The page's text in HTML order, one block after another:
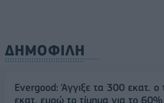
ΔΗΜΟΦΙΛΗ
Evergood: Άγγιξε τα 300 εκατ. ο
εκατ. ευρώ το τίμημα για το